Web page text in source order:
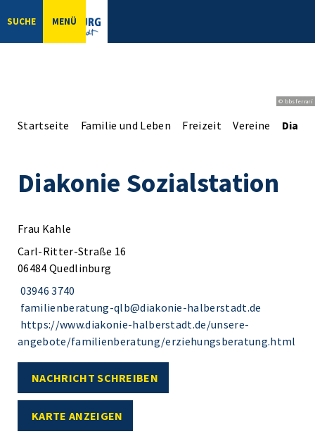
SUCHE MENÜ
© bbsferrari
Startseite Familie und Leben Freizeit Vereine
Diakonie Sozialstation
Frau Kahle
Carl-Ritter-Straße 16
06484 Quedlinburg
03946 3740
familienberatung-qlb@diakonie-halberstadt.de
https://www.diakonie-halberstadt.de/unsere-
angebote/familienberatung/erziehungsberatung.html
NACHRICHT SCHREIBEN
KARTE ANZEIGEN